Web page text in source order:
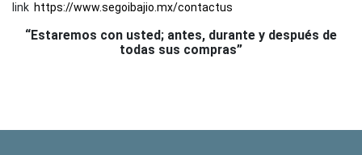
link https://www.segoibajio.mx/contactus
“Estaremos con usted; antes, durante y después de
todas sus compras”